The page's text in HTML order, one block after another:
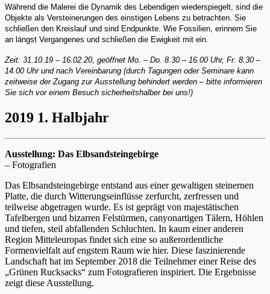
Während die Malerei die Dynamik des Lebendigen wiederspiegelt, sind die
Objekte als Versteinerungen des einstigen Lebens zu betrachten. Sie
schließen den Kreislauf und sind Endpunkte. Wie Fossilien, erinnern Sie
an längst Vergangenes und schließen die Ewigkeit mit ein.
Zeit: 31.10.19 – 16.02.20, geöffnet Mo. – Do. 8.30 – 16.00 Uhr, Fr. 8.30 –
14.00 Uhr und nach Vereinbarung (durch Tagungen oder Seminare kann
zeitweise der Zugang zur Ausstellung behindert werden – bitte informieren
Sie sich vor einem Besuch sicherheitshalber bei uns!)
2019 1. Halbjahr
Ausstellung: Das Elbsandsteingebirge
– Fotografien
Das Elbsandsteingebirge entstand aus einer gewaltigen steinernen
Platte, die durch Witterungseinflüsse zerfurcht, zerfressen und
teilweise abgetragen wurde. Es ist geprägt von majestätischen
Tafelbergen und bizarren Felstürmen, canyonartigen Tälern, Höhlen
und tiefen, steil abfallenden Schluchten. In kaum einer anderen
Region Mitteleuropas findet sich eine so außerordentliche
Formenvielfalt auf engstem Raum wie hier. Diese faszinierende
Landschaft hat im September 2018 die Teilnehmer einer Reise des
„Grünen Rucksacks“ zum Fotografieren inspiriert. Die Ergebnisse
zeigt diese Ausstellung.